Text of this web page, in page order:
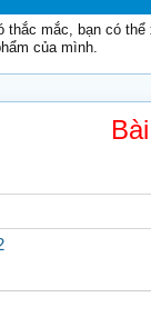
thắc mắc, bạn có
của mình.